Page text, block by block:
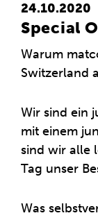
24.10.2020
Special
Warum
Switzerland
Wir sind ein
mit einem
sind wir alle
Tag unser
Was